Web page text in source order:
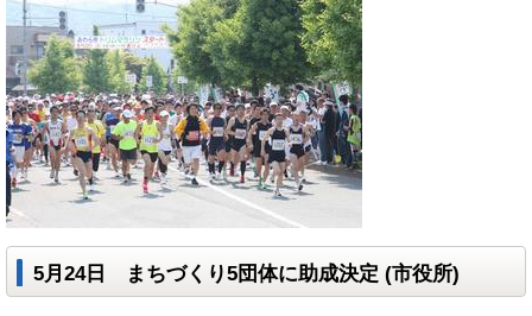
5月24日 まちづくり5団体に助成決定 (市役所)